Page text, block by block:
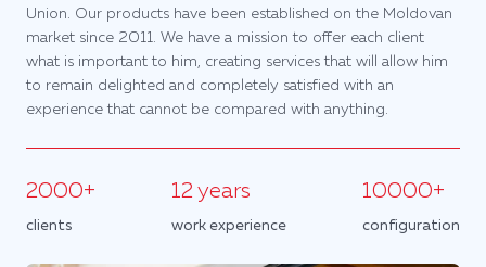
Union. Our products have been established on the Moldovan
market since 2011. We have a mission to offer each client
what is important to him, creating services that will allow him
to remain delighted and completely satisfied with an
experience that cannot be compared with anything.
2000+
clients
12 years
work experience
10000+
configuration